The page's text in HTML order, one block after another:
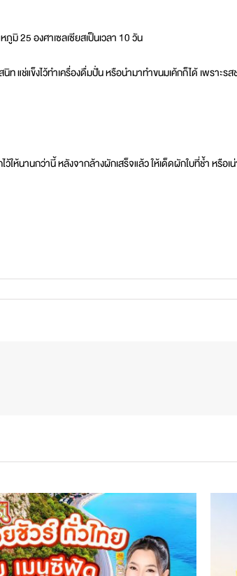
25 องศาเซลเซียสเป็นเวลา 10 วัน
แช่แข็งไว้ทำเครื่องดื่มปั่น หรือนำมาทำขนมเค้กก็ได้ เพรา
ห้นานกว่านี้ หลังจากล้างผักเสร็จแล้ว ให้เด็ดผักใบที่ช้ำ หรือ